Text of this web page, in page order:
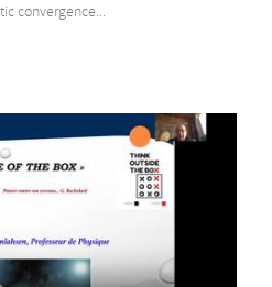
convergence...